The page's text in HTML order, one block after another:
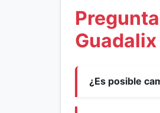
Guadalix
¿Es posible